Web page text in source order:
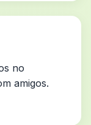
no
amigos.